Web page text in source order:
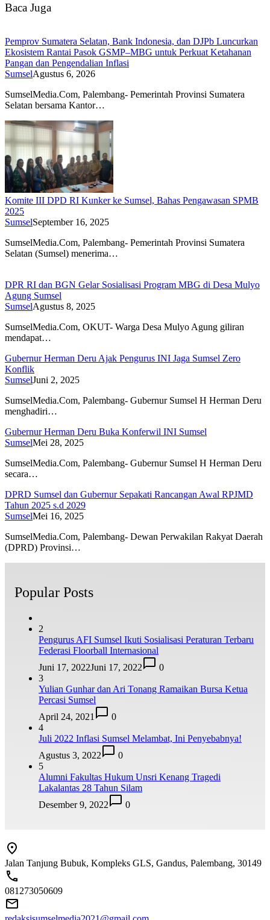
Baca Juga
Pemprov Sumatera Selatan, Bank Indonesia, dan DJPb Luncurkan
Ekosistem Rantai Pasok GSMP–MBG untuk Perkuat Ketahanan
Pangan dan Pengendalian Inflasi
SumselAgustus 6, 2026
SumselMedia.Com, Palembang- Pemerintah Provinsi Sumatera
Selatan bersama Kantor…
Komite III DPD RI Kunker ke Sumsel, Bahas Pengawasan SPMB
2025
SumselSeptember 16, 2025
SumselMedia.Com, Palembang- Pemerintah Provinsi Sumatera
Selatan (Sumsel) menerima…
DPR RI dan BGN Gelar Sosialisasi Program MBG di Desa Mulyo
Agung Sumsel
SumselAgustus 8, 2025
SumselMedia.Com, OKUT- Warga Desa Mulyo Agung giliran
mendapat…
Gubernur Herman Deru Ajak Pengurus INI Jaga Sumsel Zero
Konflik
SumselJuni 2, 2025
SumselMedia.Com, Palembang- Gubernur Sumsel H Herman Deru
menghadiri…
Gubernur Herman Deru Buka Konferwil INI Sumsel
SumselMei 28, 2025
SumselMedia.Com, Palembang- Gubernur Sumsel H Herman Deru
secara…
DPRD Sumsel dan Gubernur Sepakati Rancangan Awal RPJMD
Tahun 2025 s.d 2029
SumselMei 16, 2025
SumselMedia.Com, Palembang- Dewan Perwakilan Rakyat Daerah
(DPRD) Provinsi…
Popular Posts
2
Pengurus AFI Sumsel Ikuti Sosialisasi Peraturan Terbaru
Federasi Floorball Internasional
Juni 17, 2022Juni 17, 2022
0
3
Yulian Gunhar dan Ari Tonang Ramaikan Bursa Ketua
Percasi Sumsel
April 24, 2021
0
4
Juli 2022 Inflasi Sumsel Melambat, Ini Penyebabnya!
Agustus 3, 2022
0
5
Alumni Fakultas Hukum Unsri Kenang Tragedi
Lakalantas 28 Tahun Silam
Desember 9, 2022
0
Jalan Tanjung Bubuk, Kompleks GLS, Gandus, Palembang, 30149
081273050609